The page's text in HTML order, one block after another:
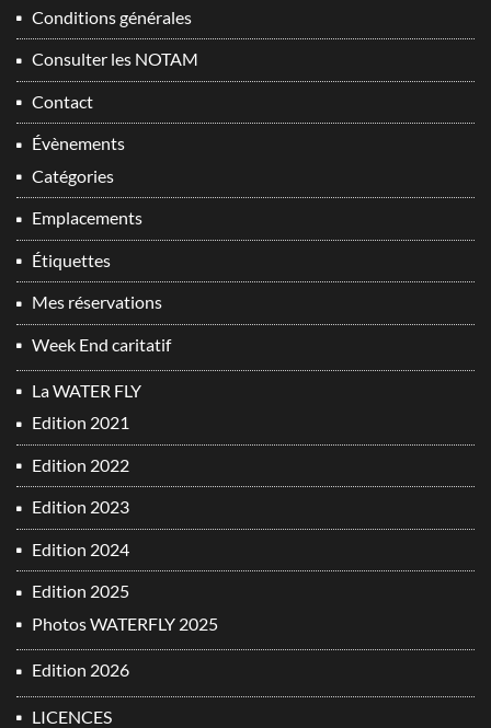
Conditions générales
Consulter les NOTAM
Contact
Évènements
Catégories
Emplacements
Étiquettes
Mes réservations
Week End caritatif
La WATER FLY
Edition 2021
Edition 2022
Edition 2023
Edition 2024
Edition 2025
Photos WATERFLY 2025
Edition 2026
LICENCES